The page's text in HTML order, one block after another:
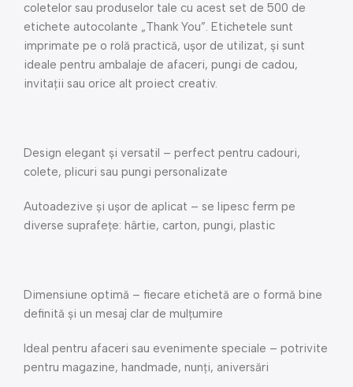
coletelor sau produselor tale cu acest set de 500 de
etichete autocolante „Thank You”. Etichetele sunt
imprimate pe o rolă practică, ușor de utilizat, și sunt
ideale pentru ambalaje de afaceri, pungi de cadou,
invitații sau orice alt proiect creativ.
Design elegant și versatil – perfect pentru cadouri,
colete, plicuri sau pungi personalizate
Autoadezive și ușor de aplicat – se lipesc ferm pe
diverse suprafețe: hârtie, carton, pungi, plastic
Dimensiune optimă – fiecare etichetă are o formă bine
definită și un mesaj clar de mulțumire
Ideal pentru afaceri sau evenimente speciale – potrivite
pentru magazine, handmade, nunți, aniversări